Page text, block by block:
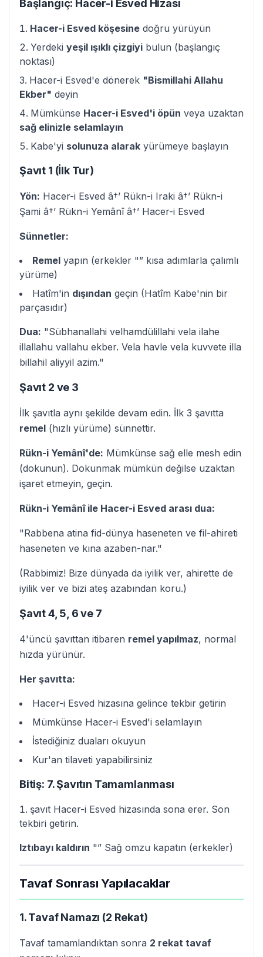
Başlangıç: Hacer-i Esved Hizası
Hacer-i Esved köşesine doğru yürüyün
Yerdeki yeşil ışıklı çizgiyi bulun (başlangıç
noktası)
Hacer-i Esved'e dönerek "Bismillahi Allahu
Ekber" deyin
Mümkünse Hacer-i Esved'i öpün veya uzaktan
sağ elinizle selamlayın
Kabe'yi solunuza alarak yürümeye başlayın
Şavıt 1 (İlk Tur)
Yön: Hacer-i Esved â†’ Rükn-i Iraki â†’ Rükn-i
Şami â†’ Rükn-i Yemânî â†’ Hacer-i Esved
Sünnetler:
Remel yapın (erkekler "” kısa adımlarla çalımlı
yürüme)
Hatîm'in dışından geçin (Hatîm Kabe'nin bir
parçasıdır)
Dua: "Sübhanallahi velhamdülillahi vela ilahe
illallahu vallahu ekber. Vela havle vela kuvvete illa
billahil aliyyil azim."
Şavıt 2 ve 3
İlk şavıtla aynı şekilde devam edin. İlk 3 şavıtta
remel (hızlı yürüme) sünnettir.
Rükn-i Yemânî'de: Mümkünse sağ elle mesh edin
(dokunun). Dokunmak mümkün değilse uzaktan
işaret etmeyin, geçin.
Rükn-i Yemânî ile Hacer-i Esved arası dua:
"Rabbena atina fid-dünya haseneten ve fil-ahireti
haseneten ve kına azaben-nar."
(Rabbimiz! Bize dünyada da iyilik ver, ahirette de
iyilik ver ve bizi ateş azabından koru.)
Şavıt 4, 5, 6 ve 7
4'üncü şavıttan itibaren remel yapılmaz, normal
hızda yürünür.
Her şavıtta:
Hacer-i Esved hizasına gelince tekbir getirin
Mümkünse Hacer-i Esved'i selamlayın
İstediğiniz duaları okuyun
Kur'an tilaveti yapabilirsiniz
Bitiş: 7. Şavıtın Tamamlanması
şavıt Hacer-i Esved hizasında sona erer. Son
tekbiri getirin.
Iztıbayı kaldırın "” Sağ omzu kapatın (erkekler)
Tavaf Sonrası Yapılacaklar
1. Tavaf Namazı (2 Rekat)
Tavaf tamamlandıktan sonra 2 rekat tavaf